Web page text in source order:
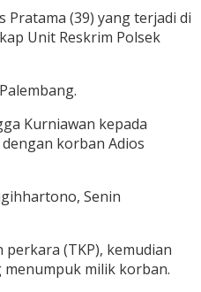
(39) yang terjadi di
Unit Reskrim Polsek
Kurniawan kepada
korban Adios
Senin
(TKP), kemudian
milik korban.